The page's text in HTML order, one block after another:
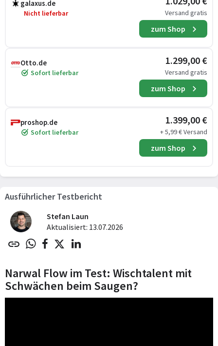
galaxus.de
Nicht lieferbar Versand gratis
zum Shop
Otto.de
Sofort lieferbar
1.299,00 €
Versand gratis
zum Shop
proshop.de
Sofort lieferbar
1.399,00 €
+ 5,99 € Versand
zum Shop
Ausführlicher Testbericht
Stefan Laun
Aktualisiert: 13.07.2026
Narwal Flow im Test: Wischtalent mit
Schwächen beim Saugen?